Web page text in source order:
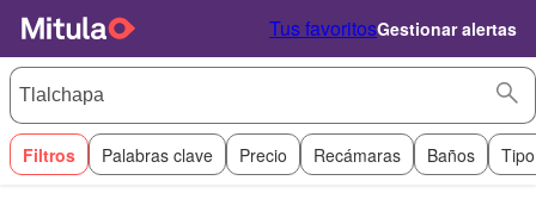
Tus favoritosGestionar alertas
Filtros Palabras clave Precio Recámaras Baños